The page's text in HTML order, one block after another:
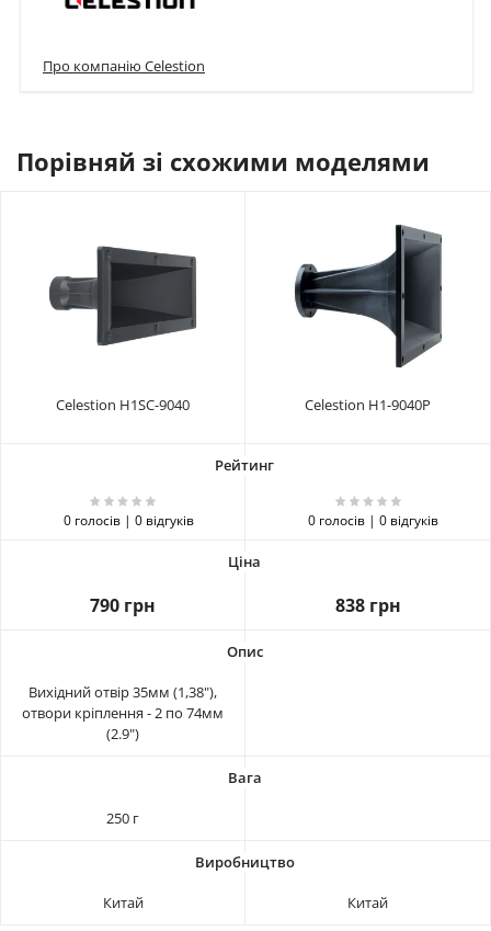
Про компанію Celestion
Порівняй зі схожими моделями
Celestion H1SC-9040 Celestion H1-9040P
0 голосів | 0 відгуків 0 голосів | 0 відгуків
790 грн 838 грн
Вихідний отвір 35мм (1,38"),
отвори кріплення - 2 по 74мм
(2.9")
250 г
Китай Китай